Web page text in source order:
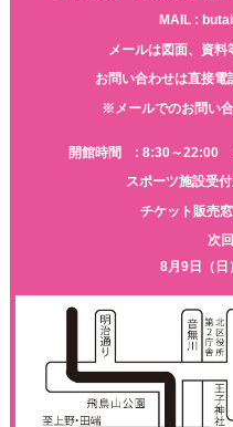
MAIL :
メールは図面、資料
お問い合わせは直接電
※メールでのお問い
開館時間 : 8:30～22:00
スポーツ施設受
チケット販売
次
8月9日（